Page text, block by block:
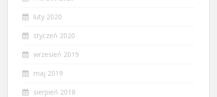
luty 2020
styczeń 2020
wrzesień 2019
maj 2019
sierpień 2018